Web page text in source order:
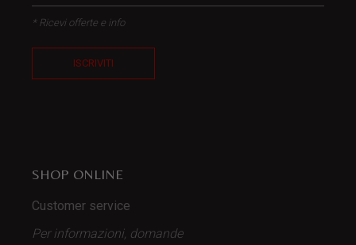
* Ricevi offerte e info
ISCRIVITI
SHOP ONLINE
Customer service
Per informazioni, domande